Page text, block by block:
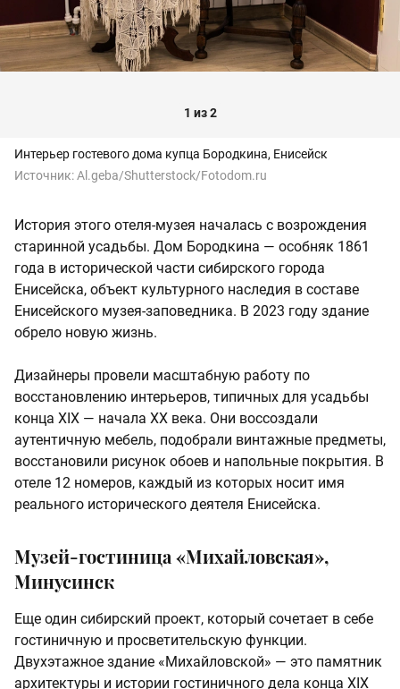
1 из 2
Интерьер гостевого дома купца Бородкина, Енисейск
Источник:Al.geba/Shutterstock/Fotodom.ru
История этого отеля-музея началась с возрождения
старинной усадьбы. Дом Бородкина — особняк 1861
года в исторической части сибирского города
Енисейска, объект культурного наследия в составе
Енисейского музея-заповедника. В 2023 году здание
обрело новую жизнь.
Дизайнеры провели масштабную работу по
восстановлению интерьеров, типичных для усадьбы
конца XIX — начала XX века. Они воссоздали
аутентичную мебель, подобрали винтажные предметы,
восстановили рисунок обоев и напольные покрытия. В
отеле 12 номеров, каждый из которых носит имя
реального исторического деятеля Енисейска.
Музей-гостиница «Михайловская»,
Минусинск
Еще один сибирский проект, который сочетает в себе
гостиничную и просветительскую функции.
Двухэтажное здание «Михайловской» — это памятник
архитектуры и истории гостиничного дела конца XIX